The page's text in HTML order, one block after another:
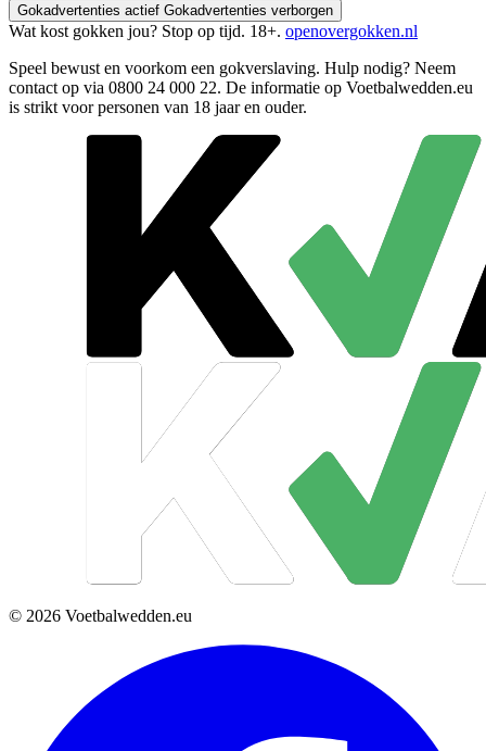
Gokadvertenties actief Gokadvertenties verborgen
Wat kost gokken jou? Stop op tijd. 18+. openovergokken.nl
Speel bewust en voorkom een gokverslaving. Hulp nodig? Neem
contact op via 0800 24 000 22. De informatie op Voetbalwedden.eu
is strikt voor personen van 18 jaar en ouder.
© 2026 Voetbalwedden.eu